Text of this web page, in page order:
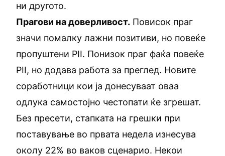
ни другото.
Прагови на доверливост. Повисок праг
значи помалку лажни позитиви, но повеќе
пропуштени PII. Понизок праг фаќа повеќе
PII, но додава работа за преглед. Новите
соработници кои ја донесуваат оваа
одлука самостојно честопати ќе згрешат.
Без пресети, стапката на грешки при
поставување во првата недела изнесува
околу 22% во ваков сценарио. Некои